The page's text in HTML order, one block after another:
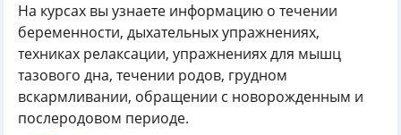
На курсах вы узнаете информацию о течении
беременности, дыхательных упражнениях,
техниках релаксации, упражнениях для мышц
тазового дна, течении родов, грудном
вскармливании, обращении с новорожденным и
послеродовом периоде.